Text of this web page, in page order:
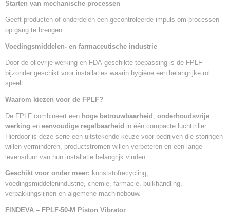
Starten van mechanische processen
Geeft producten of onderdelen een gecontroleerde impuls om processen
op gang te brengen.
Voedingsmiddelen- en farmaceutische industrie
Door de olievrije werking en FDA-geschikte toepassing is de FPLF
bijzonder geschikt voor installaties waarin hygiëne een belangrijke rol
speelt.
Waarom kiezen voor de FPLF?
De FPLF combineert een hoge betrouwbaarheid , onderhoudsvrije
werking en eenvoudige regelbaarheid in één compacte luchttriller.
Hierdoor is deze serie een uitstekende keuze voor bedrijven die storingen
willen verminderen, productstromen willen verbeteren en een lange
levensduur van hun installatie belangrijk vinden.
Geschikt voor onder meer: kunststofrecycling,
voedingsmiddelenindustrie, chemie, farmacie, bulkhandling,
verpakkingslijnen en algemene machinebouw.
FINDEVA – FPLF-50-M Piston Vibrator